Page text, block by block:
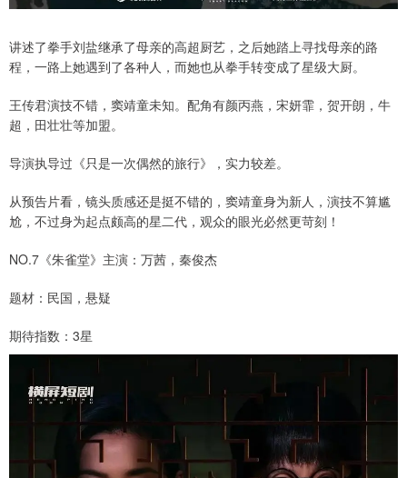
讲述了拳手刘盐继承了母亲的高超厨艺，之后她踏上寻找母亲的路
程，一路上她遇到了各种人，而她也从拳手转变成了星级大厨。
王传君演技不错，窦靖童未知。配角有颜丙燕，宋妍霏，贺开朗，牛
超，田壮壮等加盟。
导演执导过《只是一次偶然的旅行》，实力较差。
从预告片看，镜头质感还是挺不错的，窦靖童身为新人，演技不算尴
尬，不过身为起点颇高的星二代，观众的眼光必然更苛刻！
NO.7《朱雀堂》主演：万茜，秦俊杰
题材：民国，悬疑
期待指数：3星